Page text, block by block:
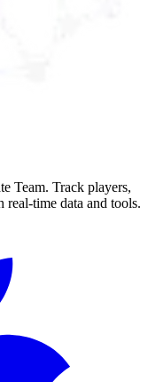
Team. Track players,
real-time data and tools.